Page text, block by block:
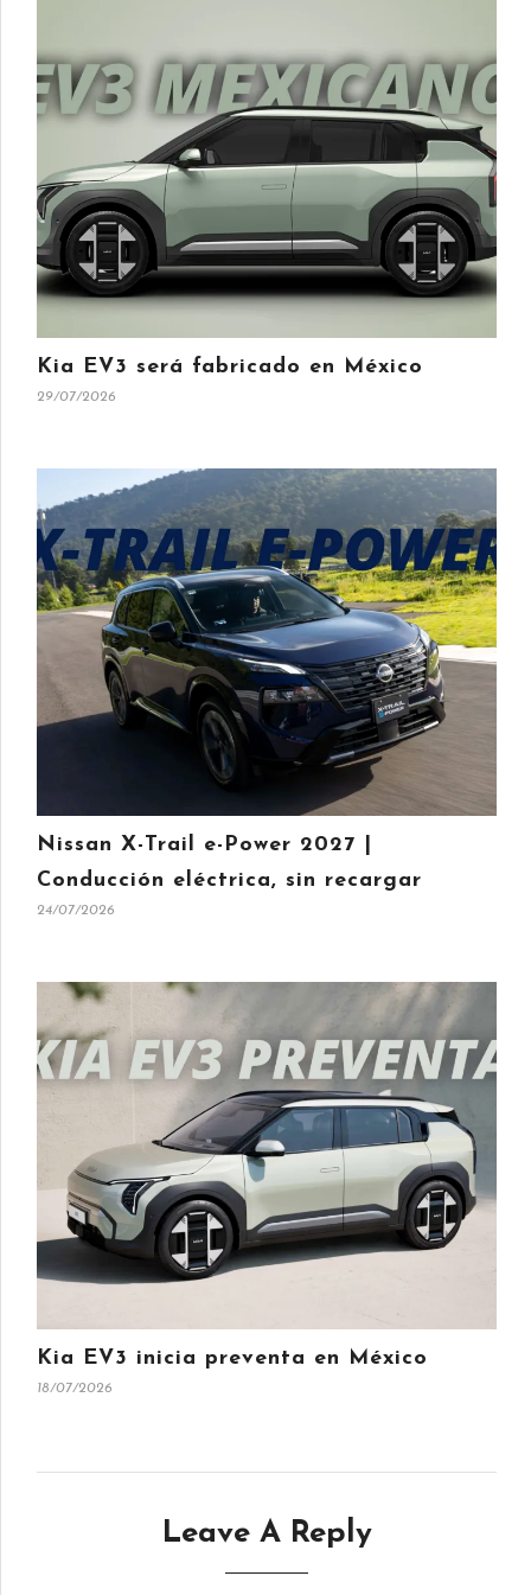
Kia EV3 será fabricado en México
29/07/2026
Nissan X-Trail e-Power 2027 |
Conducción eléctrica, sin recargar
24/07/2026
Kia EV3 inicia preventa en México
18/07/2026
Leave A Reply